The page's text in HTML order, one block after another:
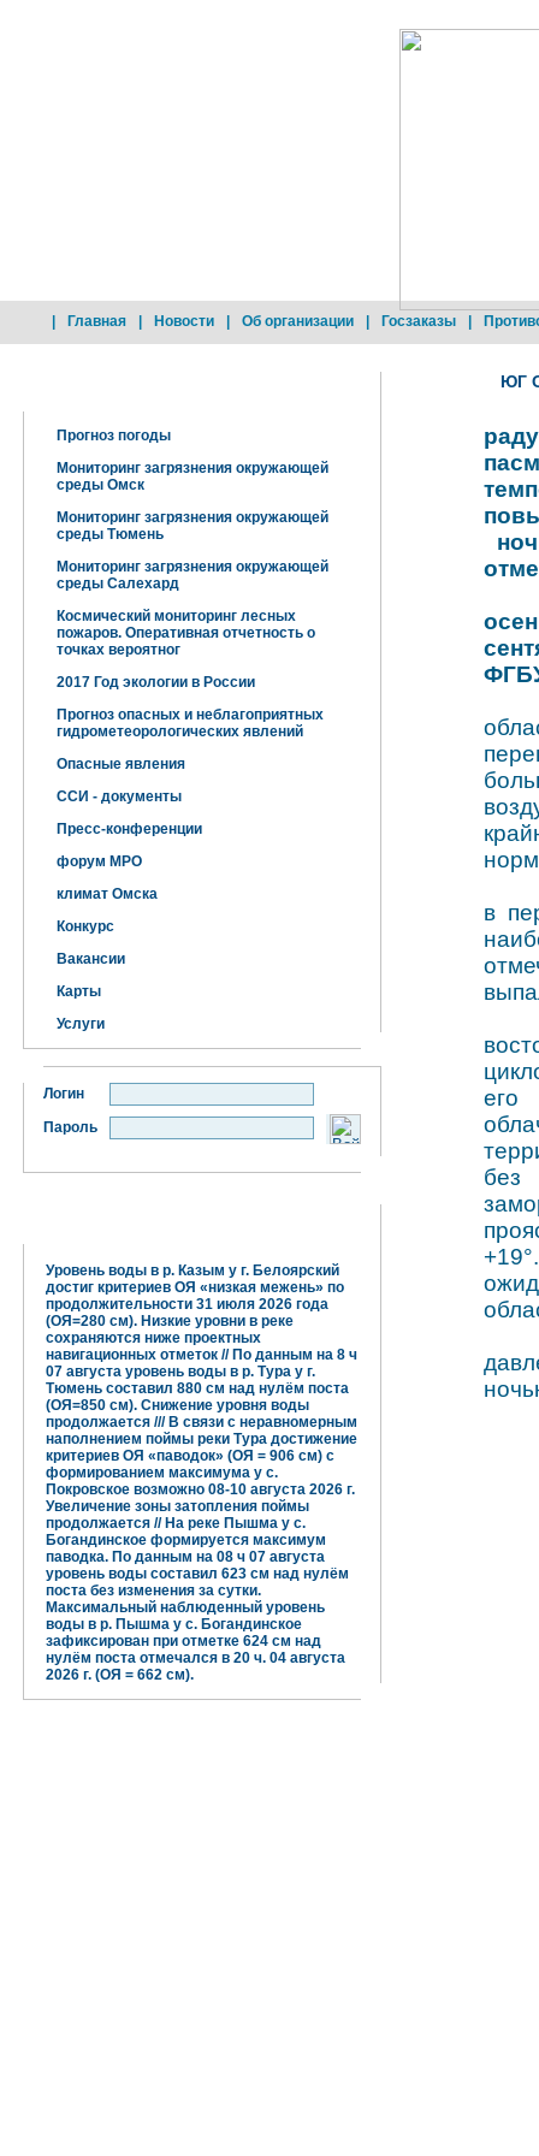
Главная Новости Об организации Госзаказы
Прогноз погоды
Мониторинг загрязнения окружающей
среды Омск
Мониторинг загрязнения окружающей
среды Тюмень
Мониторинг загрязнения окружающей
среды Салехард
Космический мониторинг лесных
пожаров. Оперативная отчетность о
точках вероятног
2017 Год экологии в России
Прогноз опасных и неблагоприятных
гидрометеорологических явлений
Опасные явления
ССИ - документы
Пресс-конференции
форум МРО
климат Омска
Конкурс
Вакансии
Карты
Услуги
Логин
Пароль
Уровень воды в р. Казым у г. Белоярский
достиг критериев ОЯ «низкая межень» по
продолжительности 31 июля 2026 года
(ОЯ=280 см). Низкие уровни в реке
сохраняются ниже проектных
навигационных отметок // По данным на 8 ч
07 августа уровень воды в р. Тура у г.
Тюмень составил 880 см над нулём поста
(ОЯ=850 см). Снижение уровня воды
продолжается /// В связи с неравномерным
наполнением поймы реки Тура достижение
критериев ОЯ «паводок» (ОЯ = 906 см) с
формированием максимума у с.
Покровское возможно 08-10 августа 2026 г.
Увеличение зоны затопления поймы
продолжается // На реке Пышма у с.
Богандинское формируется максимум
паводка. По данным на 08 ч 07 августа
уровень воды составил 623 см над нулём
поста без изменения за сутки.
Максимальный наблюденный уровень
воды в р. Пышма у с. Богандинское
зафиксирован при отметке 624 см над
нулём поста отмечался в 20 ч. 04 августа
2026 г. (ОЯ = 662 см).
ЮГ
в
его
без